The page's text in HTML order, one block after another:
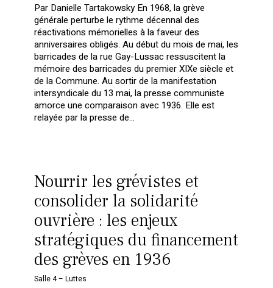
Par Danielle Tartakowsky En 1968, la grève
générale perturbe le rythme décennal des
réactivations mémorielles à la faveur des
anniversaires obligés. Au début du mois de mai, les
barricades de la rue Gay-Lussac ressuscitent la
mémoire des barricades du premier XIXe siècle et
de la Commune. Au sortir de la manifestation
intersyndicale du 13 mai, la presse communiste
amorce une comparaison avec 1936. Elle est
relayée par la presse de…
Nourrir les grévistes et
consolider la solidarité
ouvrière : les enjeux
stratégiques du financement
des grèves en 1936
Salle 4 – Luttes